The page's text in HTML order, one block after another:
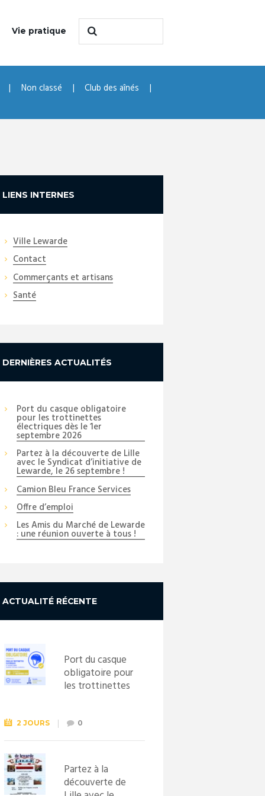
Vie pratique
Non classé
Club des aînés
LIENS INTERNES
Ville Lewarde
Contact
Commerçants et artisans
Santé
DERNIÈRES ACTUALITÉS
Port du casque obligatoire
pour les trottinettes
électriques dès le 1er
septembre 2026
Partez à la découverte de Lille
avec le Syndicat d’initiative de
Lewarde, le 26 septembre !
Camion Bleu France Services
Offre d’emploi
Les Amis du Marché de Lewarde
: une réunion ouverte à tous !
ACTUALITÉ RÉCENTE
Port du casque
obligatoire pour
les trottinettes
septembre
2026
2 JOURS 0
Partez à la
découverte de